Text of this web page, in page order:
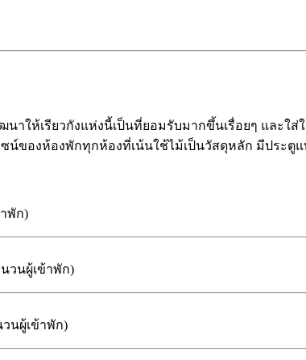
ห้เรียวกังแห่งนี้เป็นที่ยอมรับมากขึ้นเรื่อยๆ และใส่ใ
ของห้องพักทุกห้องที่เน้นใช้ไม้เป็นวัสดุหลัก มีประ
พัก)
นวนผู้เข้าพัก)
วนผู้เข้าพัก)